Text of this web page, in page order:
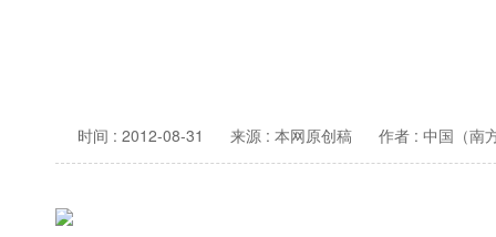
时间 : 2012-08-31 来源 : 本网原创稿 作者 : 中国（南